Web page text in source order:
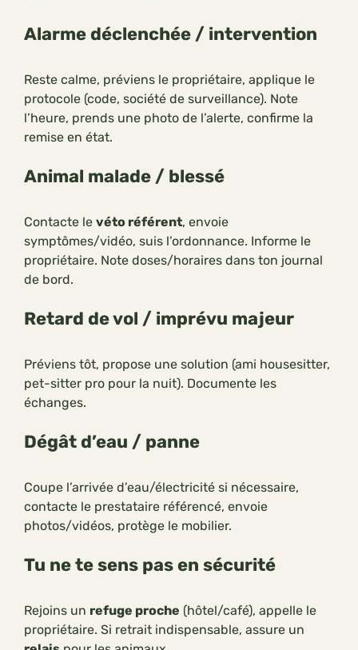
Alarme déclenchée / intervention
Reste calme, préviens le propriétaire, applique le
protocole (code, société de surveillance). Note
l’heure, prends une photo de l’alerte, confirme la
remise en état.
Animal malade / blessé
Contacte le véto référent, envoie
symptômes/vidéo, suis l’ordonnance. Informe le
propriétaire. Note doses/horaires dans ton journal
de bord.
Retard de vol / imprévu majeur
Préviens tôt, propose une solution (ami housesitter,
pet-sitter pro pour la nuit). Documente les
échanges.
Dégât d’eau / panne
Coupe l’arrivée d’eau/électricité si nécessaire,
contacte le prestataire référencé, envoie
photos/vidéos, protège le mobilier.
Tu ne te sens pas en sécurité
Rejoins un refuge proche (hôtel/café), appelle le
propriétaire. Si retrait indispensable, assure un